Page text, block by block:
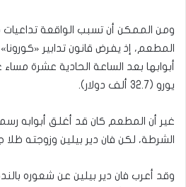
ومن الممكن أن تسبب الواقعة
المطعم، إذ يفرض قانون تدابير
يورو (32.7 ألف دولار).
غير أن المطعم كان قد أغلق أبوابه
الشرطة، لكن فان دير بيلين وزوجته
وقد أعرب فان دير بيلين عن شعوره